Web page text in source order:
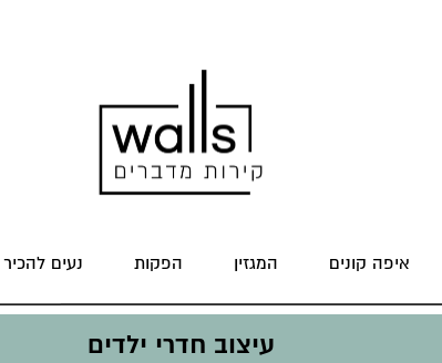
איפה קונים המגזין הפקות נעים להכיר
עיצוב חדרי ילדים